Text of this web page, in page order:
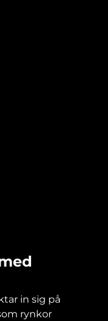
in sig på
rynkor